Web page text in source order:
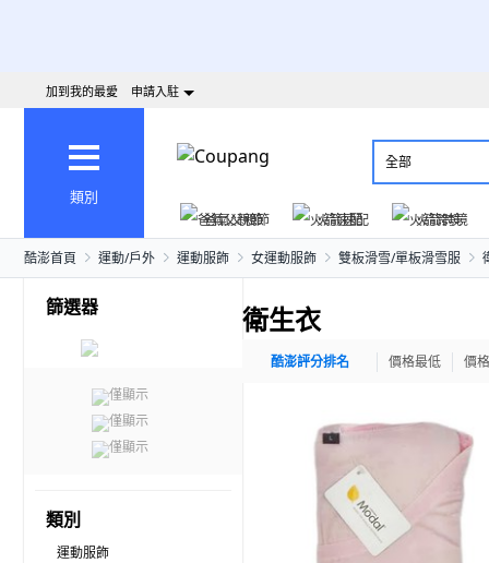
加到我的最愛 申請入駐
類別
全部
爸氣父親節
火箭速配 火箭跨境
酷澎首頁 運動/戶外 運動服飾 女運動服飾 雙板滑雪/單板滑雪服
篩選器
僅顯示
僅顯示
僅顯示
類別
運動服飾
衛生衣
酷澎評分排名 價格最低 價